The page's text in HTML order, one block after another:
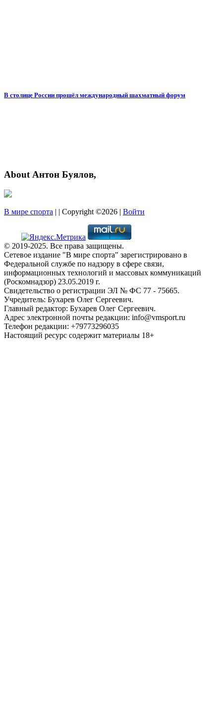
В столице России прошёл международный шахматный форум
About Антон Буялов,
В мире спорта | | Copyright ©2026 | Войти
© 2019-2025. Все права защищены.
Сетевое издание "В мире спорта" зарегистрировано в
Федеральной службе по надзору в сфере связи,
информационных технологий и массовых коммуникаций
(Роскомнадзор) 23.05.2019 г.
Свидетельство о регистрации ЭЛ № ФС 77 - 75665.
Учредитель: Бухарев Олег Сергеевич.
Главный редактор: Бухарев Олег Сергеевич.
Адрес электронной почты редакции: info@vmsport.ru
Телефон редакции: +79773296035
Настоящий ресурс содержит материалы 18+